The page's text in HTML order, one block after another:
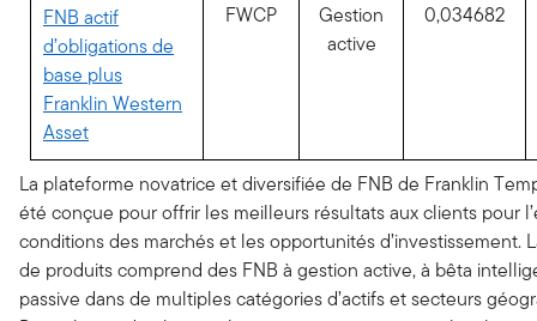
FNB actif
d’obligations de
base plus
Franklin Western
Asset
FWCP
Gestion
active
0,034682
La plateforme novatrice et diversifiée de FNB de Franklin
été conçue pour offrir les meilleurs résultats aux clients pour
conditions des marchés et les opportunités d’investissement.
de produits comprend des FNB à gestion active, à bêta
passive dans de multiples catégories d’actifs et secteurs